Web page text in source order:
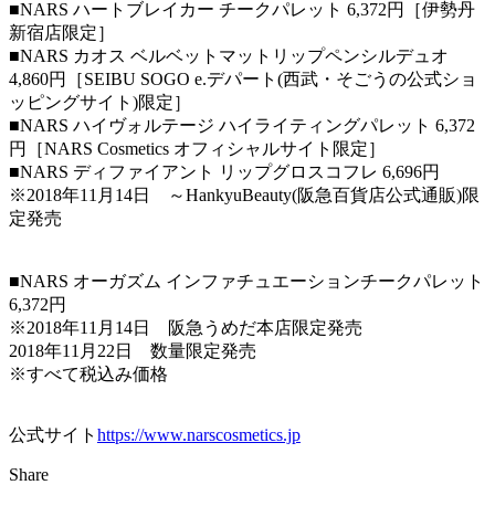
■NARS ハートブレイカー チークパレット 6,372円［伊勢丹
新宿店限定］
■NARS カオス ベルベットマットリップペンシルデュオ
4,860円［SEIBU SOGO e.デパート(⻄武・そごうの公式ショ
ッピングサイト)限定］
■NARS ハイヴォルテージ ハイライティングパレット 6,372
円［NARS Cosmetics オフィシャルサイト限定］
■NARS ディファイアント リップグロスコフレ 6,696円
※2018年11月14日 ～HankyuBeauty(阪急百貨店公式通販)限
定発売
■NARS オーガズム インファチュエーションチークパレット
6,372円
※2018年11月14日 阪急うめだ本店限定発売
2018年11月22日 数量限定発売
※すべて税込み価格
公式サイト https://www.narscosmetics.jp
Share